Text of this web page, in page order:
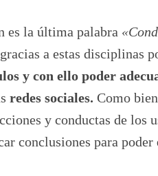
es la última palabra
a estas disciplinas
y con ello poder
redes sociales. Como
y conductas de los
conclusiones para poder